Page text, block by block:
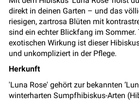
direkt in deinen Garten – und das
riesigen, zartrosa Blüten mit
sind ein echter Blickfang im Sommer.
exotischen Wirkung ist dieser
und unkompliziert in der Pflege.
Herkunft
'Luna Rose' gehört zur bekannten
winterharten Sumpfhibiskus-Arten